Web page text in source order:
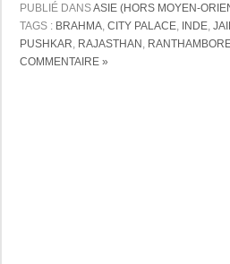
PUBLIÉ DANSASIE (HORS MOYEN-
TAGS : BRAHMA CITY PALACE INDE
PUSHKAR
RAJASTHAN
COMMENTAIRE »